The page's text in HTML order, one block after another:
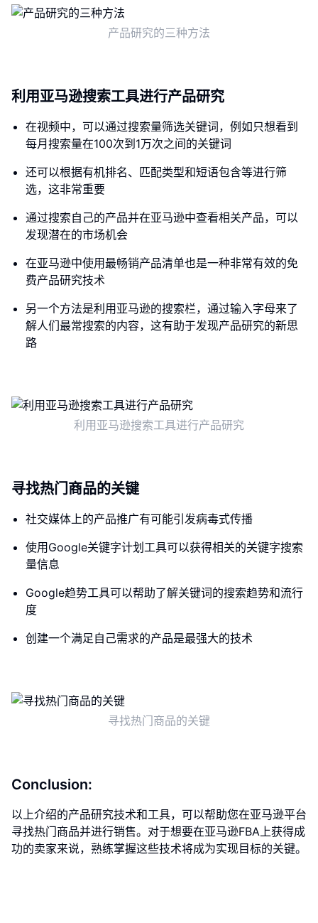
产品研究的三种方法
利用亚马逊搜索工具进行产品研究
在视频中，可以通过搜索量筛选关键词，例如只想看到
每月搜索量在100次到1万次之间的关键词
还可以根据有机排名、匹配类型和短语包含等进行筛
选，这非常重要
通过搜索自己的产品并在亚马逊中查看相关产品，可以
发现潜在的市场机会
在亚马逊中使用最畅销产品清单也是一种非常有效的免
费产品研究技术
另一个方法是利用亚马逊的搜索栏，通过输入字母来了
解人们最常搜索的内容，这有助于发现产品研究的新思
路
利用亚马逊搜索工具进行产品研究
寻找热门商品的关键
社交媒体上的产品推广有可能引发病毒式传播
使用Google关键字计划工具可以获得相关的关键字搜索
量信息
Google趋势工具可以帮助了解关键词的搜索趋势和流行
度
创建一个满足自己需求的产品是最强大的技术
寻找热门商品的关键
Conclusion:
以上介绍的产品研究技术和工具，可以帮助您在亚马逊平台
寻找热门商品并进行销售。对于想要在亚马逊FBA上获得成
功的卖家来说，熟练掌握这些技术将成为实现目标的关键。